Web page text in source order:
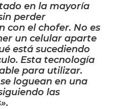
en la mayoría
perder
con el chofer. No es
un celular aparte
está sucediendo
Esta tecnología
para utilizar.
loguean en una
las